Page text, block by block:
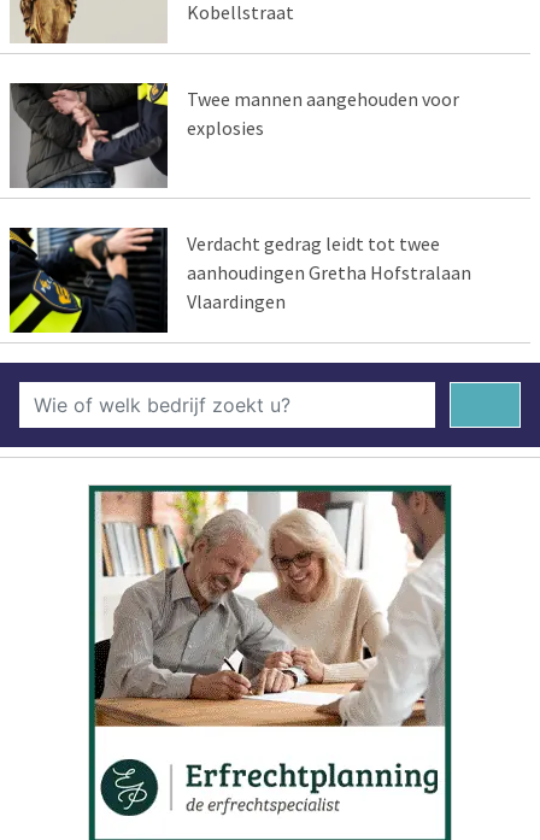
Kobellstraat
Twee mannen aangehouden voor
explosies
Verdacht gedrag leidt tot twee
aanhoudingen Gretha Hofstralaan
Vlaardingen